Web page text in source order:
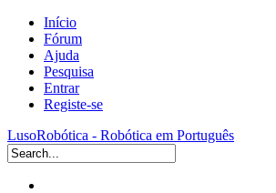
Início
Fórum
Ajuda
Pesquisa
Entrar
Registe-se
LusoRobótica - Robótica em Português